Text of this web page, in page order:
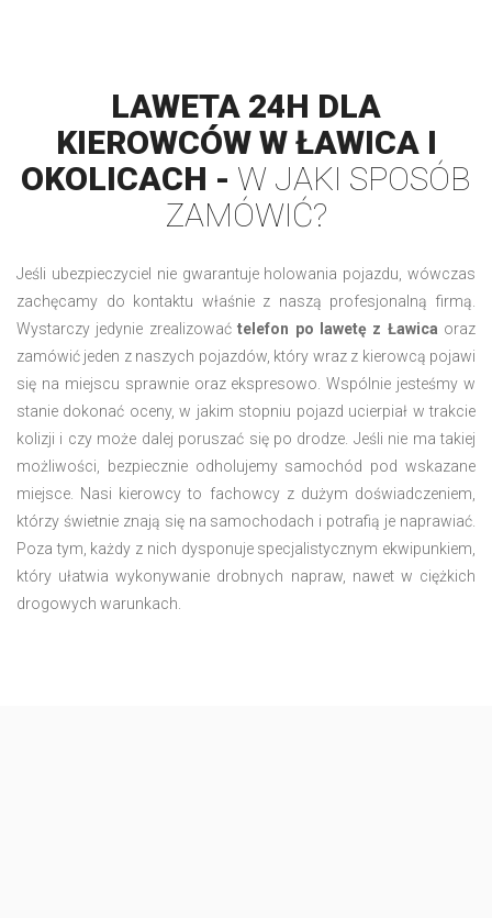
LAWETA 24H DLA
KIEROWCÓW W ŁAWICA I
OKOLICACH - W JAKI SPOSÓB
ZAMÓWIĆ?
Jeśli ubezpieczyciel nie gwarantuje holowania pojazdu, wówczas
zachęcamy do kontaktu właśnie z naszą profesjonalną firmą.
Wystarczy jedynie zrealizowaćtelefon po lawetę z Ławica oraz
zamówić jeden z naszych pojazdów, który wraz z kierowcą pojawi
się na miejscu sprawnie oraz ekspresowo. Wspólnie jesteśmy w
stanie dokonać oceny, w jakim stopniu pojazd ucierpiał w trakcie
kolizji i czy może dalej poruszać się po drodze. Jeśli nie ma takiej
możliwości, bezpiecznie odholujemy samochód pod wskazane
miejsce. Nasi kierowcy to fachowcy z dużym doświadczeniem,
którzy świetnie znają się na samochodach i potrafią je naprawiać.
Poza tym, każdy z nich dysponuje specjalistycznym ekwipunkiem,
który ułatwia wykonywanie drobnych napraw, nawet w ciężkich
drogowych warunkach.